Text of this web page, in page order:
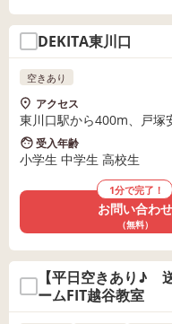
DEKITA東川口
空きあり
アクセス
東川口駅から400m、戸塚
受入年齢
小学生 中学生 高校生
1分で完了！
お問い合わせ
（無料）
【平日空きあり♪
ームFIT越谷教室